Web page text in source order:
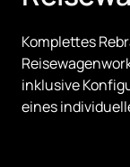
Komplettes
inklusive
eines